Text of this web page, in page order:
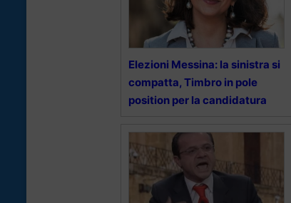
Elezioni Messina: la sinistra si
compatta, Timbro in pole
position per la candidatura